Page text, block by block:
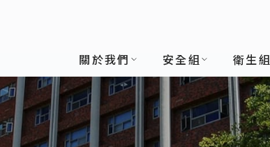
關於我們 安全組 衛生組